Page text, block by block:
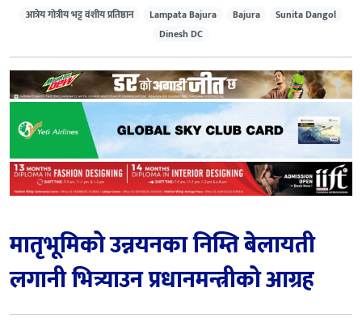
आत्रेय गोत्रीय भट्ट वंशीय प्रतिष्ठान Lampata Bajura Bajura
Sunita Dangol
Dinesh DC
मातृभूमिको उन्नयनका निम्ति बेलायती
लगानी भित्र्याउन प्रधानमन्त्रीको आग्रह